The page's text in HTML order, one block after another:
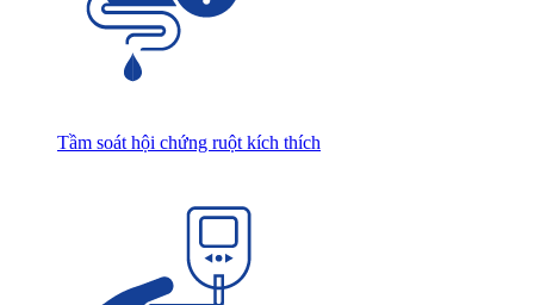
Tầm soát hội chứng ruột kích thích